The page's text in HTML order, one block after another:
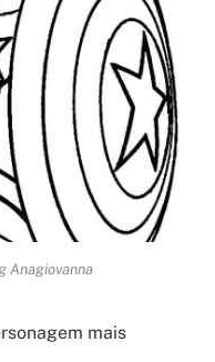
Anagiovanna
mais